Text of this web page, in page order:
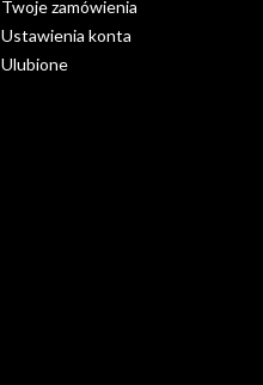
Twoje zamówienia
Ustawienia konta
Ulubione